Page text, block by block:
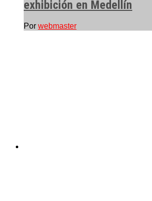
exhibición en Medellín
Por webmaster